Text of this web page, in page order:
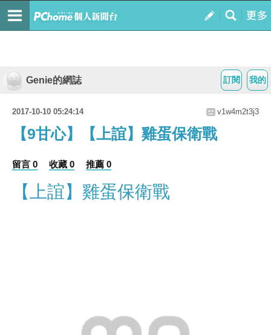
我的
訂閱
Genie的網誌
2017-10-10 05:24:14 v1w4m2t3j3
【9甘心】【上誼】雞蛋保衛戰
留言 0 收藏 0 推薦 0
【上誼】雞蛋保衛戰